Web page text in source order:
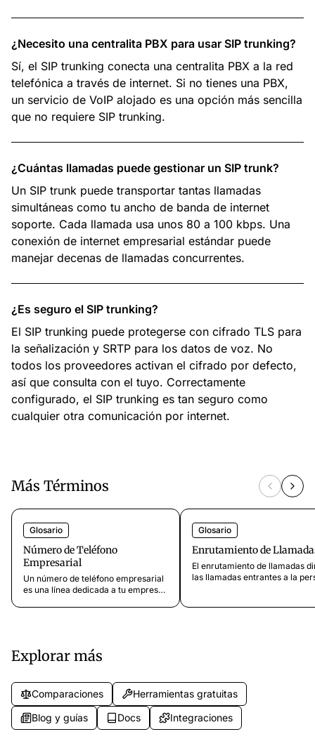
¿Necesito una centralita PBX para usar SIP trunking?
Sí, el SIP trunking conecta una centralita PBX a la red
telefónica a través de internet. Si no tienes una PBX,
un servicio de VoIP alojado es una opción más sencilla
que no requiere SIP trunking.
¿Cuántas llamadas puede gestionar un SIP trunk?
Un SIP trunk puede transportar tantas llamadas
simultáneas como tu ancho de banda de internet
soporte. Cada llamada usa unos 80 a 100 kbps. Una
conexión de internet empresarial estándar puede
manejar decenas de llamadas concurrentes.
¿Es seguro el SIP trunking?
El SIP trunking puede protegerse con cifrado TLS para
la señalización y SRTP para los datos de voz. No
todos los proveedores activan el cifrado por defecto,
así que consulta con el tuyo. Correctamente
configurado, el SIP trunking es tan seguro como
cualquier otra comunicación por internet.
Más Términos
Glosario
Número de Teléfono
Empresarial
Un número de teléfono empresarial
es una línea dedicada a tu empresa,
Glosario
Enrutamiento de
El enrutamiento de llamadas
las llamadas entrantes a la
enrutamiento, estrategias y
Explorar más
Comparaciones
Herramientas gratuitas
Blog y guías
Docs Integraciones